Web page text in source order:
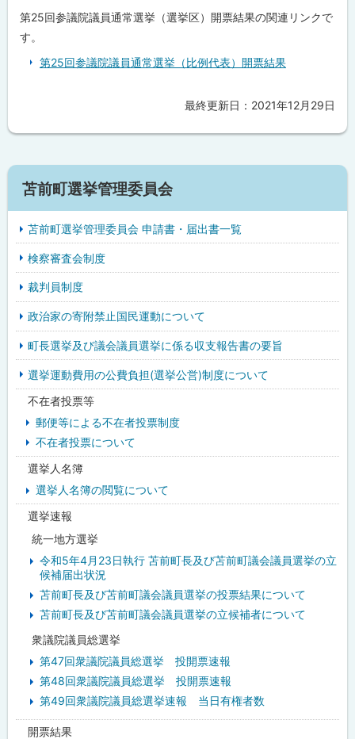
プ
に
第25回参議院議員通常選挙（選挙区）開票結果の関連リンクで
す。
第25回参議院議員通常選挙（比例代表）開票結果
に
戻
最終更新日： 2021年12月29日
サ
イ
ド
・
メ
ニ
ュ
ー
苫前町選挙管理委員会
苫前町選挙管理委員会 申請書・届出書一覧
検察審査会制度
裁判員制度
政治家の寄附禁止国民運動について
町長選挙及び議会議員選挙に係る収支報告書の要旨
選挙運動費用の公費負担(選挙公営)制度について
不在者投票等
郵便等による不在者投票制度
不在者投票について
選挙人名簿
選挙人名簿の閲覧について
選挙速報
統一地方選挙
令和5年4月23日執行 苫前町長及び苫前町議会議員選挙の立
候補届出状況
苫前町長及び苫前町議会議員選挙の投票結果について
苫前町長及び苫前町議会議員選挙の立候補者について
衆議院議員総選挙
第47回衆議院議員総選挙 投開票速報
第48回衆議院議員総選挙 投開票速報
第49回衆議院議員総選挙速報 当日有権者数
開票結果